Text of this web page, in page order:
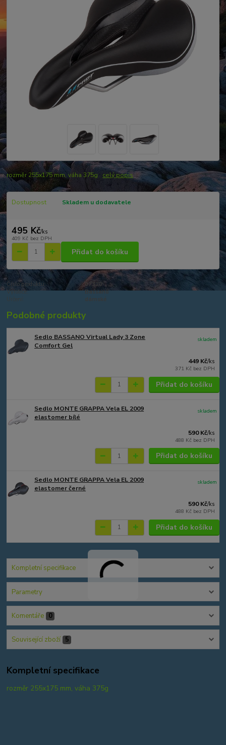
rozměr 255x175 mm, váha 375g celý popis
Dostupnost Skladem u dodavatele
495 Kč/ks
409 Kč bez DPH
Přidat do košíku
Číslo produktu:
07320
Výrobce:
Bassano
Podobné produkty
Sedlo BASSANO Virtual Lady 3 Zone
Comfort Gel
449 Kč/ks
371 Kč bez DPH
skladem
Přidat do košíku
Sedlo MONTE GRAPPA Vela EL 2009
elastomer bílé
590 Kč/ks
488 Kč bez DPH
skladem
Přidat do košíku
Sedlo MONTE GRAPPA Vela EL 2009
elastomer černé
590 Kč/ks
488 Kč bez DPH
skladem
Přidat do košíku
Kompletní specifikace
Parametry
Komentáře 0
Související zboží 5
Kompletní specifikace
rozměr 255x175 mm, váha 375g